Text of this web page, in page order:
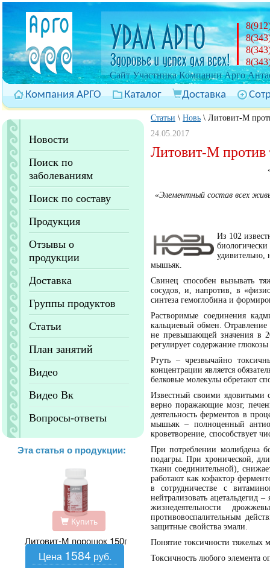
Cайт Участника Компании Арго
Компания АРГО Каталог Доставка
Новости
Поиск по
заболеваниям
Поиск по составу
Продукция
Отзывы о
продукции
Доставка
Группы продуктов
Статьи
План занятий
Видео
Видео Вк
Вопросы-ответы
Эта статья о продукции:
Купить
Литовит-М порошок 150г
1584
Статьи \ Новь \ Литовит-М
24.05.2017
Литовит-М против
«Элементный состав всех
Из 102
удивительно,
мышьяк.
Свинец способен вызывать
сосудов, и, напротив, в
синтеза гемоглобина и
Растворимые соединения
кальциевый обмен.
не превышающей значения в 20
регулирует содержание
Ртуть – чрезвычайно
концентрации является
белковые молекулы обретают
Известный своими ядовитыми
верно поражающие мозг,
деятельность ферментов в
мышьяк – полноценный
кроветворение, способствует
При потреблении молибдена
подагры. При хронической,
ткани соединительной),
работают как кофактор
в сотрудничестве с
нейтрализовать ацетальдегид
жизнедеятельности
противовоспалительным
защитные свойства эмали.
Понятие токсичности тяжелых
Токсичность любого элемента